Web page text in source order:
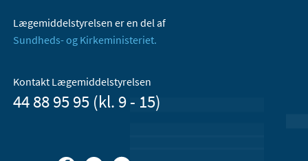
Lægemiddelstyrelsen er en del af
Sundheds- og Kirkeministeriet.
Kontakt Lægemiddelstyrelsen
44 88 95 95 (kl. 9 - 15)